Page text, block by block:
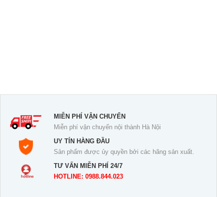
MIỄN PHÍ VẬN CHUYỂN
Miễn phí vận chuyển nội thành Hà Nội
UY TÍN HÀNG ĐẦU
Sản phẩm được ủy quyền bởi các hãng sản xuất.
TƯ VẤN MIỄN PHÍ 24/7
HOTLINE: 0988.844.023